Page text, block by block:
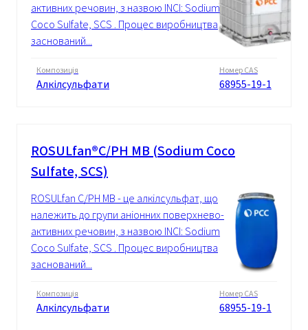
активних речовин, з назвою INCI: Sodium
Coco Sulfate, SCS . Процес виробництва
заснований...
Композиція
Алкілсульфати
Номер CAS
68955-19-1
ROSULfan®C/PH MB (Sodium Coco
Sulfate, SCS)
ROSULfan C/PH MB - це алкілсульфат, що
належить до групи аніонних поверхнево-
активних речовин, з назвою INCI: Sodium
Coco Sulfate, SCS . Процес виробництва
заснований...
Композиція
Алкілсульфати
Номер CAS
68955-19-1